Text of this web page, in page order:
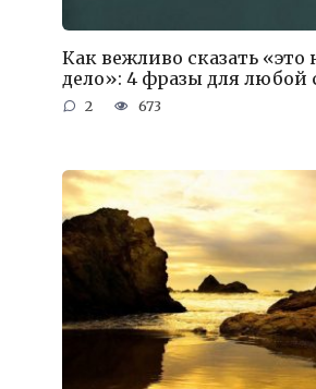
Как вежливо сказать «это
дело»: 4 фразы для любой
2 673